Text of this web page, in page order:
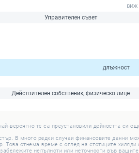
Управителен съвет
длъжност
Действителен собственик, физическо лице
вероятно те са преустановили дейността си
В много редки случаи финансовите данни
отнема време с оглед на стотиците хиляди
непълноти или неточности във